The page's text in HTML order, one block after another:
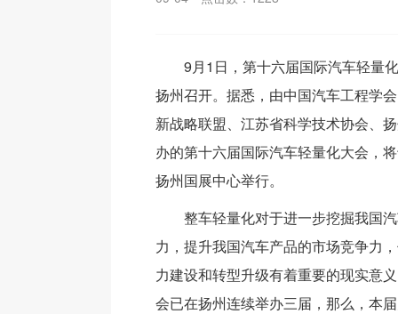
9月1日，第十六届国际汽车轻量
扬州召开。据悉，由中国汽车工程学
新战略联盟、江苏省科学技术协会、
办的第十六届国际汽车轻量化大会，
扬州国展中心举行。
整车轻量化对于进一步挖掘我国
力，提升我国汽车产品的市场竞争力
力建设和转型升级有着重要的现实意
会已在扬州连续举办三届，那么，本